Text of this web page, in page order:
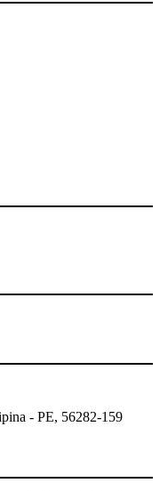
- PE, 56282-159